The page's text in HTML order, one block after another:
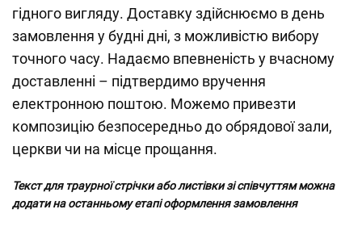
гідного вигляду. Доставку здійснюємо в день
замовлення у будні дні, з можливістю вибору
точного часу. Надаємо впевненість у вчасному
доставленні – підтвердимо вручення
електронною поштою. Можемо привезти
композицію безпосередньо до обрядової зали,
церкви чи на місце прощання.
Текст для траурної стрічки або листівки зі співчуттям можна
додати на останньому етапі оформлення замовлення